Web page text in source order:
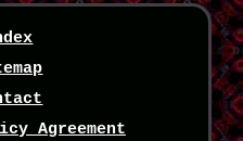
Agreement